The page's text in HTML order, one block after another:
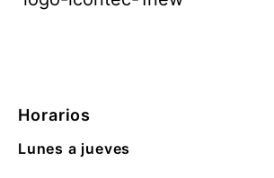
Horarios
Lunes a jueves